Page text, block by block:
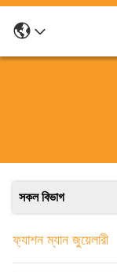
সকল বিভাগ
ফ্যাশন ম্যান জুয়েলারী